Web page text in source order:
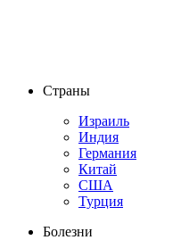
Страны
Израиль
Индия
Германия
Китай
США
Турция
Болезни